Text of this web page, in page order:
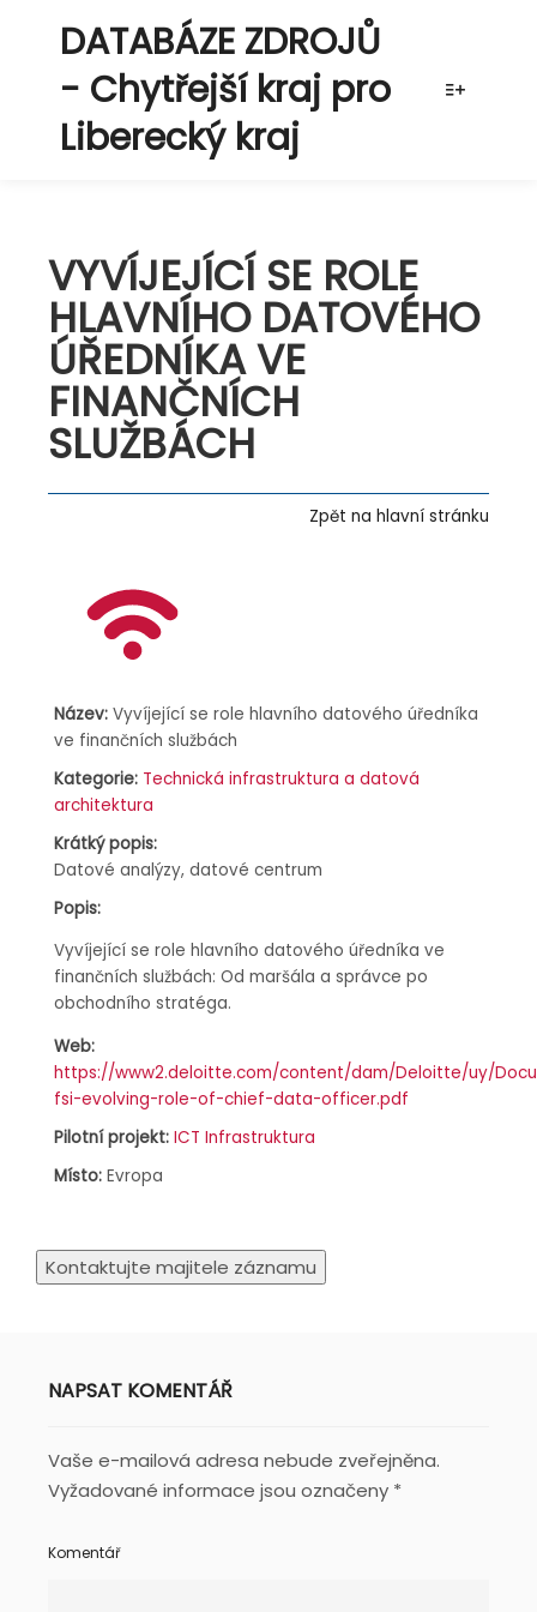
DATABÁZE ZDROJŮ
- Chytřejší kraj pro
Liberecký kraj
VYVÍJEJÍCÍ SE ROLE
HLAVNÍHO DATOVÉHO
ÚŘEDNÍKA VE
FINANČNÍCH
SLUŽBÁCH
Zpět na hlavní stránku
Název: Vyvíjející se role hlavního datového úředníka
ve finančních službách
Kategorie: Technická infrastruktura a datová
architektura
Krátký popis:
Datové analýzy, datové centrum
Popis:
Vyvíjející se role hlavního datového úředníka ve
finančních službách: Od maršála a správce po
obchodního stratéga.
Web:
https://www2.deloitte.com/content/dam/Deloitte/uy/
fsi-evolving-role-of-chief-data-officer.pdf
Pilotní projekt: ICT Infrastruktura
Místo: Evropa
NAPSAT KOMENTÁŘ
Vaše e-mailová adresa nebude zveřejněna.
Vyžadované informace jsou označeny *
Komentář